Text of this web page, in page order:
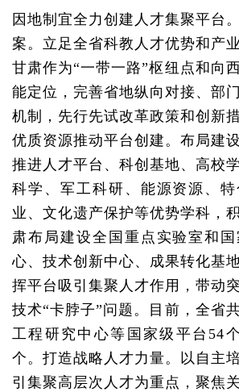
因地制宜全力创建人才集聚平台
案。立足全省科教人才优势和产
甘肃作为“一带一路”枢纽点和向
能定位，完善省地纵向对接、部
机制，先行先试改革政策和创新
优质资源推动平台创建。布局建
推进人才平台、科创基地、高校
科学、军工科研、能源资源、
业、文化遗产保护等优势学科，
肃布局建设全国重点实验室和
心、技术创新中心、成果转化基
挥平台吸引集聚人才作用，带动
技术“卡脖子”问题。目前，全省
工程研究中心等国家级平台54
个。打造战略人才力量。以自主
引集聚高层次人才为重点，聚焦